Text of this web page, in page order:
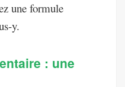
une formule
y.
: une